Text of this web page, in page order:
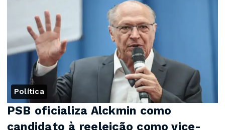
Política
PSB oficializa Alckmin como
candidato à reeleição como vice-